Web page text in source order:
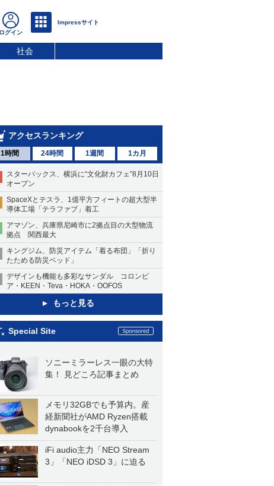
社会
アクセスランキング
1時間 24時間 1週間 1カ月
スターバックス、横浜に“文化財カフェ”8月10日
オープン
SpaceXとテスラ、1億平方フィートの超大型半
導体工場「テラファブ」着工
アマゾン、兵庫県尼崎市に2拠点目の大型物流
拠点 関西最大
キングジム、防災アイテム「着る布団」「折り
たためる防災ベッド」
デザインも機能も多彩なサンダル コロンビ
ア・KEEN・Teva・HOKA・OOFOS
もっと見る
Special Site
ソニーミラーレス一眼の大特
集！ 見どころ記事まとめ
メモリ32GBでも予算内。産
経新聞社がAMD Ryzen搭載
dynabookを2千台導入
iFi audio主力「NEO Stream
3」「NEO iDSD 3」に迫る